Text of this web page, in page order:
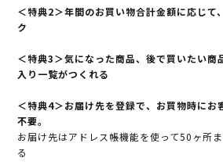
＜特典2＞年間のお買い物合計金額に応じて
ク
＜特典3＞気になった商品、後で買いたい商
入り一覧がつくれる
＜特典4＞お届け先を登録で、お買物時にお
不要。
お届け先はアドレス帳機能を使って50ヶ所
る